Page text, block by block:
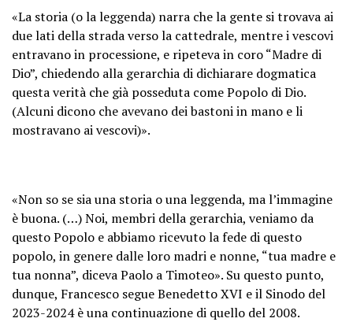
«La storia (o la leggenda) narra che la gente si trovava ai
due lati della strada verso la cattedrale, mentre i vescovi
entravano in processione, e ripeteva in coro “Madre di
Dio”, chiedendo alla gerarchia di dichiarare dogmatica
questa verità che già posseduta come Popolo di Dio.
(Alcuni dicono che avevano dei bastoni in mano e li
mostravano ai vescovi)».
«Non so se sia una storia o una leggenda, ma l’immagine
è buona. (…) Noi, membri della gerarchia, veniamo da
questo Popolo e abbiamo ricevuto la fede di questo
popolo, in genere dalle loro madri e nonne, “tua madre e
tua nonna”, diceva Paolo a Timoteo». Su questo punto,
dunque, Francesco segue Benedetto XVI e il Sinodo del
2023-2024 è una continuazione di quello del 2008.